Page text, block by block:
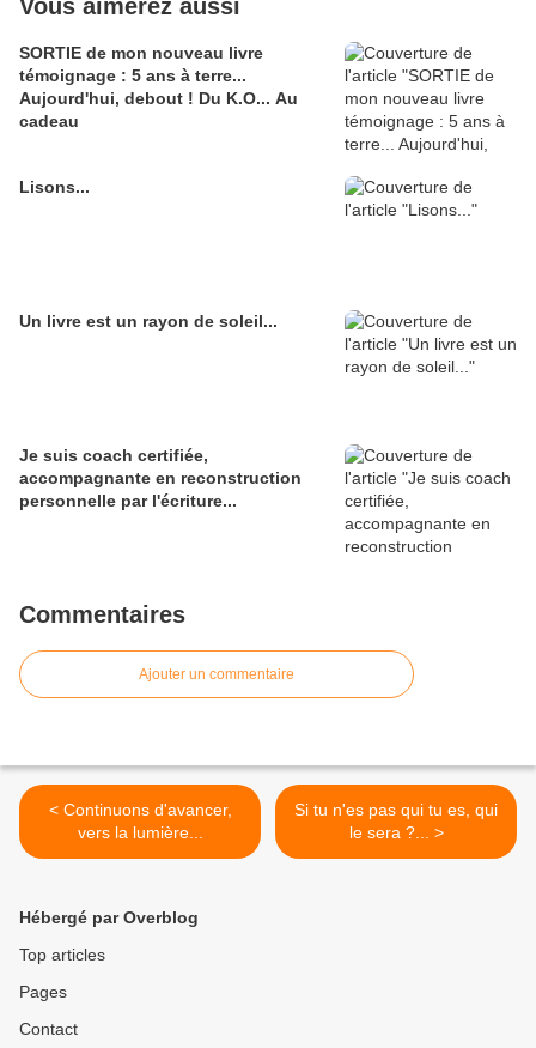
Vous aimerez aussi
SORTIE de mon nouveau livre
témoignage : 5 ans à terre...
Aujourd'hui, debout ! Du K.O... Au
cadeau
Lisons...
Un livre est un rayon de soleil...
Je suis coach certifiée,
accompagnante en reconstruction
personnelle par l'écriture...
Commentaires
Ajouter un commentaire
< Continuons d'avancer,
vers la lumière...
Si tu n'es pas qui tu es, qui
le sera ?... >
Hébergé par Overblog
Top articles
Pages
Contact